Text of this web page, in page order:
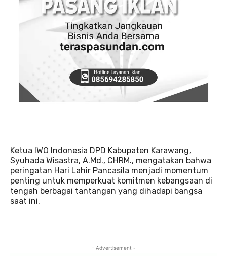
Ketua IWO Indonesia DPD Kabupaten Karawang,
Syuhada Wisastra, A.Md., CHRM., mengatakan bahwa
peringatan Hari Lahir Pancasila menjadi momentum
penting untuk memperkuat komitmen kebangsaan di
tengah berbagai tantangan yang dihadapi bangsa
saat ini.
- Advertisement -